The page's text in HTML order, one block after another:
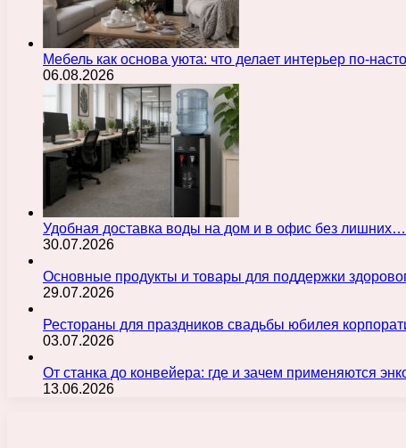
Мебель как основа уюта: что делает интерьер по-
06.08.2026
Удобная доставка воды на дом и в офис без лишних…
30.07.2026
Основные продукты и товары для поддержки
29.07.2026
Рестораны для праздников свадьбы юбилея
03.07.2026
От станка до конвейера: где и зачем применяются
13.06.2026